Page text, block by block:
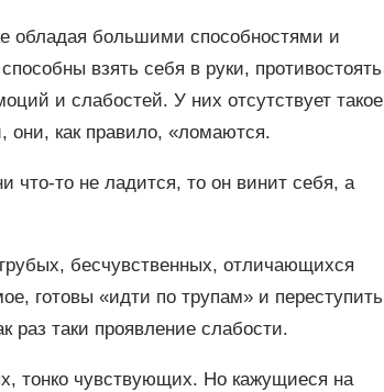
большими способностями и
взять себя в руки, противостоять
и слабостей. У них отсутствует такое
они, как правило, «ломаются.
что-то не ладится, то он винит себя, а
бесчувственных, отличающихся
готовы «идти по трупам» и переступить
раз таки проявление слабости.
тонко чувствующих. Но кажущиеся на